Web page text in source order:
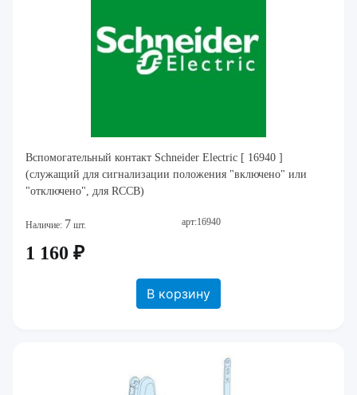
Вспомогательный контакт Schneider Electric [ 16940 ]
(служащий для сигнализации положения "включено" или
"отключено", для RCCB)
Наличие: 7 шт. арт:16940
1 160 ₽
В корзину